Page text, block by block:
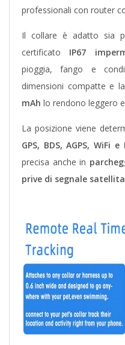
professionali con router
Il collare è adatto sia
certificato IP67
pioggia, fango e
dimensioni compatte e la
mAh lo rendono leggero
La posizione viene
GPS, BDS, AGPS, WiFi e
precisa anche in
prive di segnale